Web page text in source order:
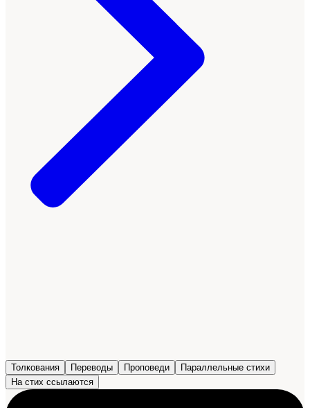
Толкования Переводы Проповеди
Параллельные стихи
На стих ссылаются